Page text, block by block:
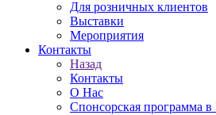
Для розничных клиентов
Выставки
Мероприятия
Контакты
Назад
Контакты
О Нас
Спонсорская программа в